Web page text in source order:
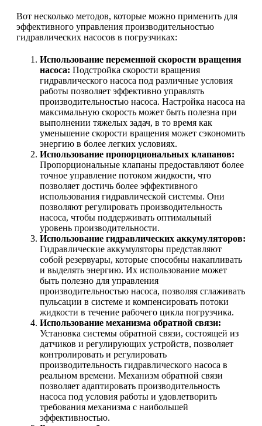
Вот несколько методов, которые можно применить для
эффективного управления производительностью
гидравлических насосов в погрузчиках:
Использование переменной скорости вращения
насоса: Подстройка скорости вращения
гидравлического насоса под различные условия
работы позволяет эффективно управлять
производительностью насоса. Настройка насоса на
максимальную скорость может быть полезна при
выполнении тяжелых задач, в то время как
уменьшение скорости вращения может сэкономить
энергию в более легких условиях.
Использование пропорциональных клапанов:
Пропорциональные клапаны предоставляют более
точное управление потоком жидкости, что
позволяет достичь более эффективного
использования гидравлической системы. Они
позволяют регулировать производительность
насоса, чтобы поддерживать оптимальный
уровень производительности.
Использование гидравлических аккумуляторов:
Гидравлические аккумуляторы представляют
собой резервуары, которые способны накапливать
и выделять энергию. Их использование может
быть полезно для управления
производительностью насоса, позволяя сглаживать
пульсации в системе и компенсировать потоки
жидкости в течение рабочего цикла погрузчика.
Использование механизма обратной связи:
Установка системы обратной связи, состоящей из
датчиков и регулирующих устройств, позволяет
контролировать и регулировать
производительность гидравлического насоса в
реальном времени. Механизм обратной связи
позволяет адаптировать производительность
насоса под условия работы и удовлетворить
требования механизма с наибольшей
эффективностью.